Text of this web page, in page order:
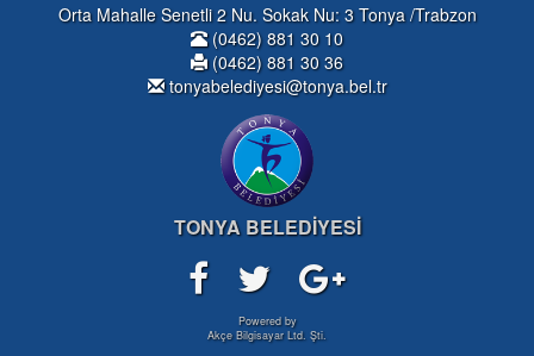
Orta Mahalle Senetli 2 Nu. Sokak Nu: 3 Tonya /Trabzon
(0462) 881 30 10
(0462) 881 30 36
tonyabelediyesi@tonya.bel.tr
TONYA BELEDİYESİ
Powered by
Akçe Bilgisayar Ltd. Şti.